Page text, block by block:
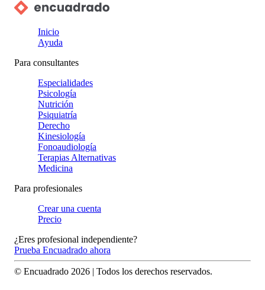
Inicio
Ayuda
Para consultantes
Especialidades
Psicología
Nutrición
Psiquiatría
Derecho
Kinesiología
Fonoaudiología
Terapias Alternativas
Medicina
Para profesionales
Crear una cuenta
Precio
¿Eres profesional independiente?
Prueba Encuadrado ahora
© Encuadrado 2026 | Todos los derechos reservados.